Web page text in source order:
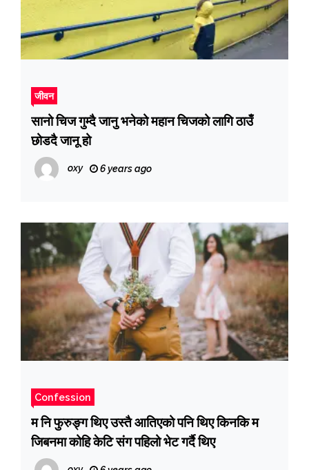
जीवन
सानो चिज गुम्दै जानु भनेको महान चिजको लागि ठाउँ
छोडदै जानू हो
oxy 6 years ago
Confession
म नि फुरुङ्ग थिए उस्तै आतिएको पनि थिए किनकि म
जिबनमा कोहि केटि संग पहिलो भेट गर्दै थिए